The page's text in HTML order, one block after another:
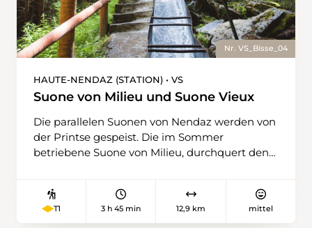
Nr. VS_Bisse_04
HAUTE-NENDAZ (STATION) • VS
Suone von Milieu und Suone Vieux
Die parallelen Suonen von Nendaz werden von
der Printse gespeist. Die im Sommer
betriebene Suone von Milieu, durchquert den
Himbeerplantagen. Weiter fliesst sie durch
einen Fichtenwald, wo der Orkan Vivian 1990
T1 3 h 45 min 12,9 km mittel